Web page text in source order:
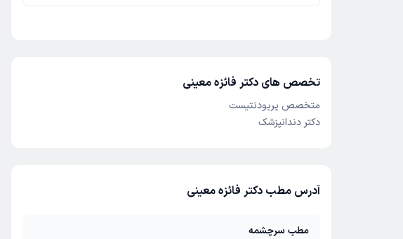
تخصص های دکتر فائزه معینی
متخصص پریودنتیست
دکتر دندانپزشک
آدرس مطب دکتر فائزه معینی
مطب سرچشمه